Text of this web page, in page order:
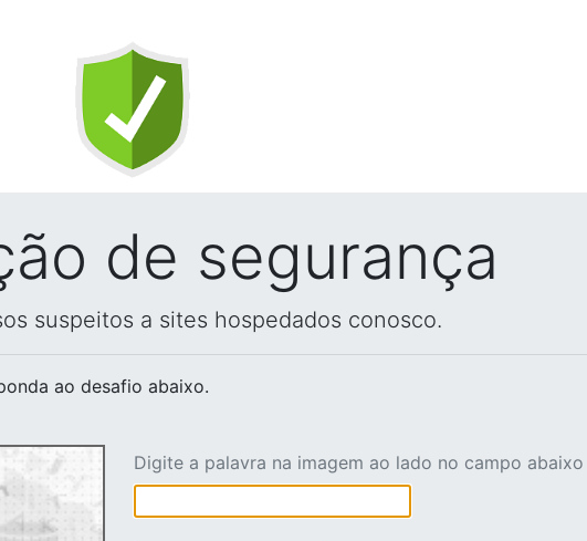
de segurança
suspeitos a sites hospedados conosco.
ao desafio abaixo.
Digite a palavra na imagem ao lado no campo abaixo